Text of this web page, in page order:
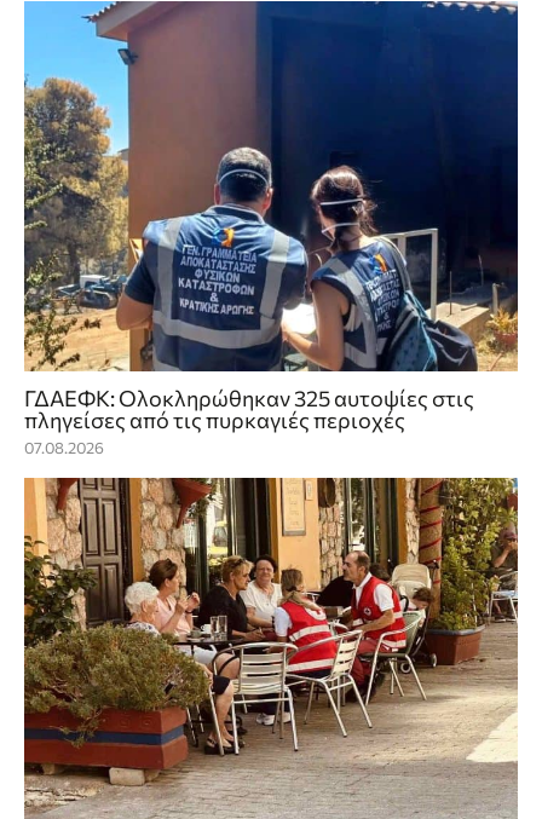
ΓΔΑΕΦΚ: Ολοκληρώθηκαν 325 αυτοψίες στις
πληγείσες από τις πυρκαγιές περιοχές
07.08.2026